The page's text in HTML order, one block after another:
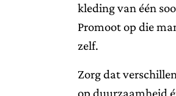
kleding van één
Promoot op die
zelf.
Zorg dat
op duurzaamheid